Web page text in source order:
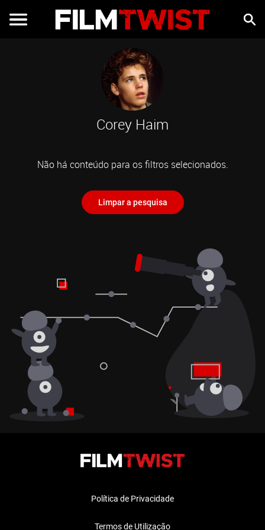
Corey Haim
Não há conteúdo para os filtros selecionados.
Limpar a pesquisa
Política de Privacidade
Termos de Utilização